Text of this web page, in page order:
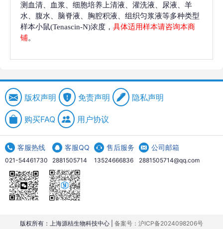
测血清、血浆、细胞培养上清液、灌洗液、尿液、羊
水、腹水、脑脊液、胸腔积液、组织匀浆液等多种类型
样本小鼠(Tenascin-N)浓度， 具体适用样本请咨询本商
铺。
版权声明 免责声明 隐私声明
购买FAQ 用户协议
客服热线
021-54461730
客服QQ
2881505714
售后服务
13524666836
公司邮箱
2881505714@qq.com
版权所有：上海源桔生物科技中心 | 备案号：沪ICP备2024098206号